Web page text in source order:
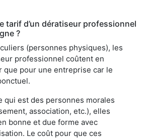
tarif d’un dératiseur professionnel
?
(personnes physiques), les
professionnel coûtent en
que pour une entreprise car le
qui est des personnes morales
association, etc.), elles
bonne et due forme avec
Le coût pour que ces